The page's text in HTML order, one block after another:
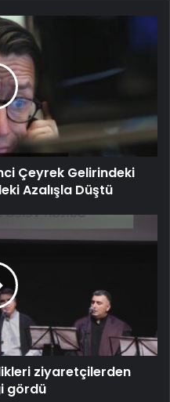
Çeyrek Gelirindeki
Azalışla Düştü
ziyaretçilerden
gördü